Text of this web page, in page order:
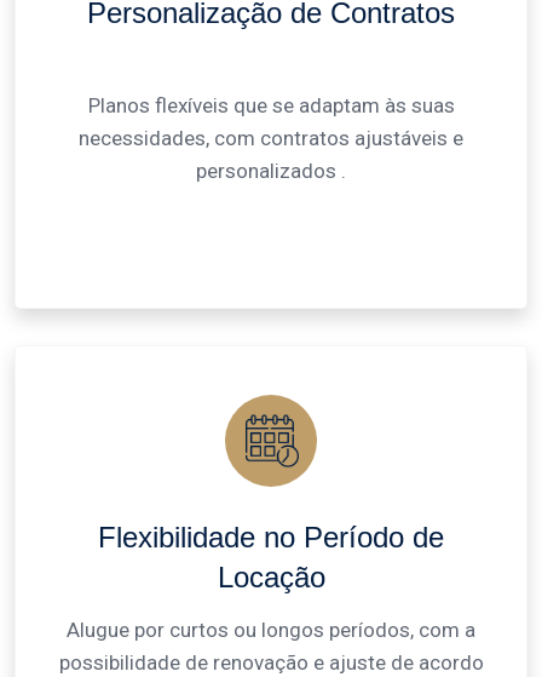
Personalização de Contratos
Planos flexíveis que se adaptam às suas
necessidades, com contratos ajustáveis e
personalizados .
Flexibilidade no Período de
Locação
Alugue por curtos ou longos períodos, com a
possibilidade de renovação e ajuste de acordo